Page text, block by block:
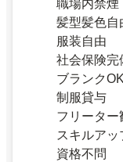
職場内禁煙
髪型髪色自
服装自由
社会保険完
ブランクOK
制服貸与
フリーター
スキルアッ
資格不問